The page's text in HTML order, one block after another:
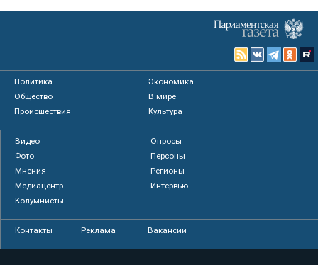
Политика
Экономика
Общество
В мире
Происшествия
Культура
Видео
Опросы
Фото
Персоны
Мнения
Регионы
Медиацентр
Интервью
Колумнисты
Контакты Реклама Вакансии